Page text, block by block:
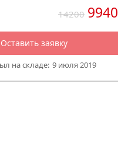
14200 9940
Оставить заявку
на складе: 9 июля 2019